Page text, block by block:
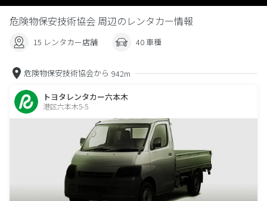
危険物保安技術協会 周辺のレンタカー情報
15 レンタカー店舗 40 車種
危険物保安技術協会から 942m
トヨタレンタカー六本木
港区六本木5-5